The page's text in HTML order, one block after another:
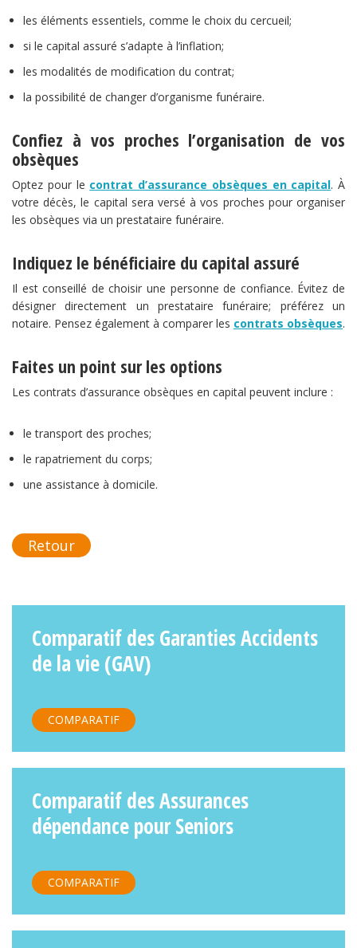
les éléments essentiels, comme le choix du cercueil;
si le capital assuré s’adapte à l’inflation;
les modalités de modification du contrat;
la possibilité de changer d’organisme funéraire.
Confiez à vos proches l’organisation de vos
obsèques
Optez pour le contrat d’assurance obsèques en capital. À
votre décès, le capital sera versé à vos proches pour organiser
les obsèques via un prestataire funéraire.
Indiquez le bénéficiaire du capital assuré
Il est conseillé de choisir une personne de confiance. Évitez de
désigner directement un prestataire funéraire; préférez un
notaire. Pensez également à comparer les contrats obsèques.
Faites un point sur les options
Les contrats d’assurance obsèques en capital peuvent inclure :
le transport des proches;
le rapatriement du corps;
une assistance à domicile.
Retour
Comparatif des Garanties Accidents
de la vie (GAV)
COMPARATIF
Comparatif des Assurances
dépendance pour Seniors
COMPARATIF